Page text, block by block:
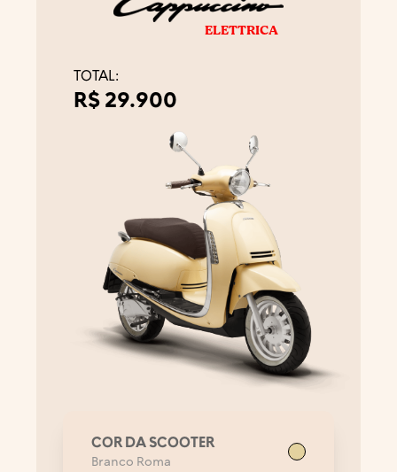
ELETTRICA
TOTAL:
R$29.900
COR DA SCOOTER
Branco Roma